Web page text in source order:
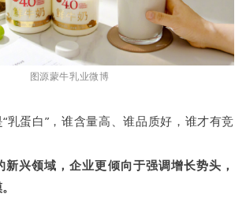
图源蒙牛乳业微博
乳蛋白”，谁含量高、谁品质好，谁才有竞
兴领域，企业更倾向于强调增长势头，